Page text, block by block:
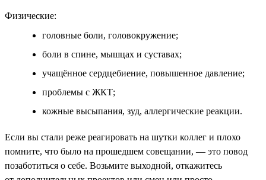
Физические:
головные боли, головокружение;
боли в спине, мышцах и суставах;
учащённое сердцебиение, повышенное давление;
проблемы с ЖКТ;
кожные высыпания, зуд, аллергические реакции.
Если вы стали реже реагировать на шутки коллег и плохо
помните, что было на прошедшем совещании, — это повод
позаботиться о себе. Возьмите выходной, откажитесь